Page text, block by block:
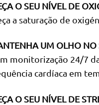
O SEU NÍVEL DE
a saturação de
UM OLHO NO
monitorização 24/7
cardíaca em
O SEU NÍVEL DE